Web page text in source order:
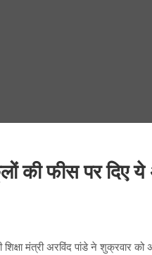
की फीस पर
शिक्षा मंत्री अरविंद पांडे ने शुक्रवार